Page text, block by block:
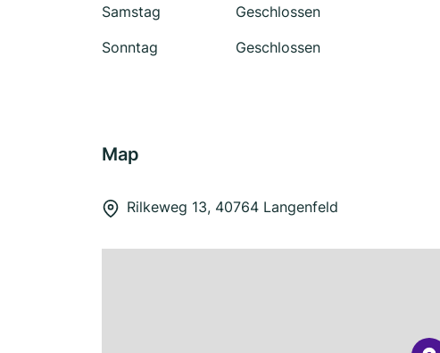
Samstag
Geschlossen
Sonntag
Geschlossen
Map
Rilkeweg 13, 40764 Langenfeld